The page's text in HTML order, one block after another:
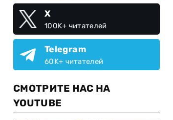
X
100K+ читателей
Telegram
60K+ читателей
СМОТРИТЕ НАС НА
YOUTUBE